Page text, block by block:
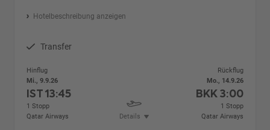
Hotelbeschreibung anzeigen
Transfer
Hinflug
Mi., 9.9.26
IST13:45
1 Stopp
Qatar Airways
Details
Rückflug
Mo., 14.9.26
BKK3:00
1 Stopp
Qatar Airways